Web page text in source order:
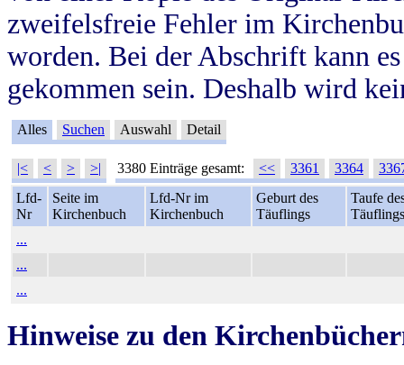
zweifelsfreie Fehler im
worden. Bei der Abschrift kann
gekommen sein. Deshalb wird
Alles Suchen Auswahl Detail
|< < > >| 3380 Einträge gesamt: << 3361 3364
Lfd-
Nr
Seite im
Kirchenbuch
Lfd-Nr im
Kirchenbuch
Geburt des
Täuflings
Taufe
Täuflings
...
...
...
Hinweise zu den